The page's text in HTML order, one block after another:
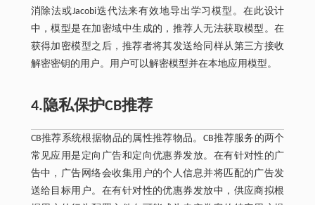
消除法或Jacobi迭代法来有效地导出学习模型。在此设计
中，模型是在加密域中生成的，推荐人无法获取模型。在
获得加密模型之后，推荐者将其发送给同样从第三方接收
解密密钥的用户。用户可以解密模型并在本地应用模型。
4.隐私保护CB推荐
CB推荐系统根据物品的属性推荐物品。CB推荐服务的两个
常见应用是定向广告和定向优惠券发放。在有针对性的广
告中，广告网络会收集用户的个人信息并将匹配的广告发
送给目标用户。在有针对性的优惠券发放中，供应商拟根